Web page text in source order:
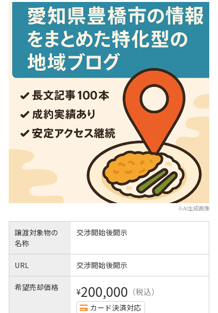
※AI生成画像
譲渡対象物の
名称
交渉開始後開示
URL 交渉開始後開示
希望売却価格 ¥200,000 （税込）
カード決済対応